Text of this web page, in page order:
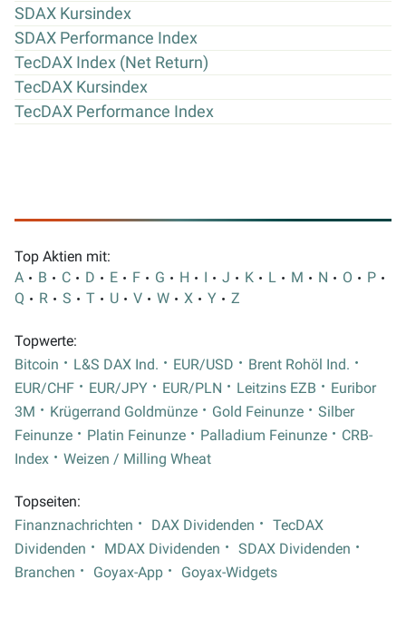
SDAX Kursindex
SDAX Performance Index
TecDAX Index (Net Return)
TecDAX Kursindex
TecDAX Performance Index
Top Aktien mit:
A
B C D E F G H I J K L M N O
P
Q
R S T U V W X Y Z
Topwerte:
Bitcoin
L&S DAX Ind. EUR/USD
Brent Rohöl Ind.
EUR/CHF
EUR/JPY EUR/PLN Leitzins EZB
Euribor
3M
Krügerrand Goldmünze Gold Feinunze
Silber
Feinunze
Platin Feinunze Palladium Feinunze
CRB-
Index
Weizen / Milling Wheat
Topseiten:
Finanznachrichten
DAX Dividenden
TecDAX
Dividenden
MDAX Dividenden
SDAX Dividenden
Branchen
Goyax-App Goyax-Widgets